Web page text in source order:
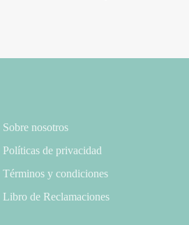
Sobre nosotros
Políticas de privacidad
Términos y condiciones
Libro de Reclamaciones